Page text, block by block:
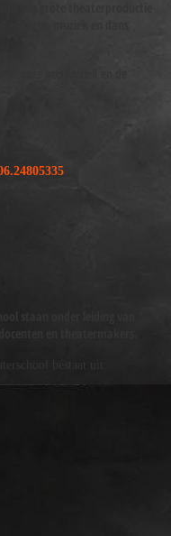
een grote theaterproductie
theater, muziek en dans
onze methodiek en de
staan onder leiding van
en theatermakers.
bestaat uit: